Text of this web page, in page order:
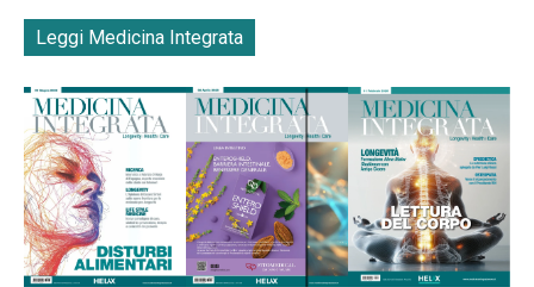
Leggi Medicina Integrata